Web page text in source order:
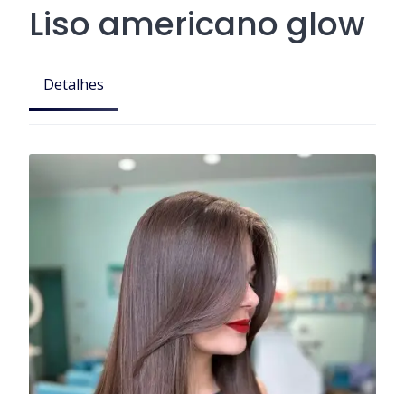
Liso americano glow
Detalhes